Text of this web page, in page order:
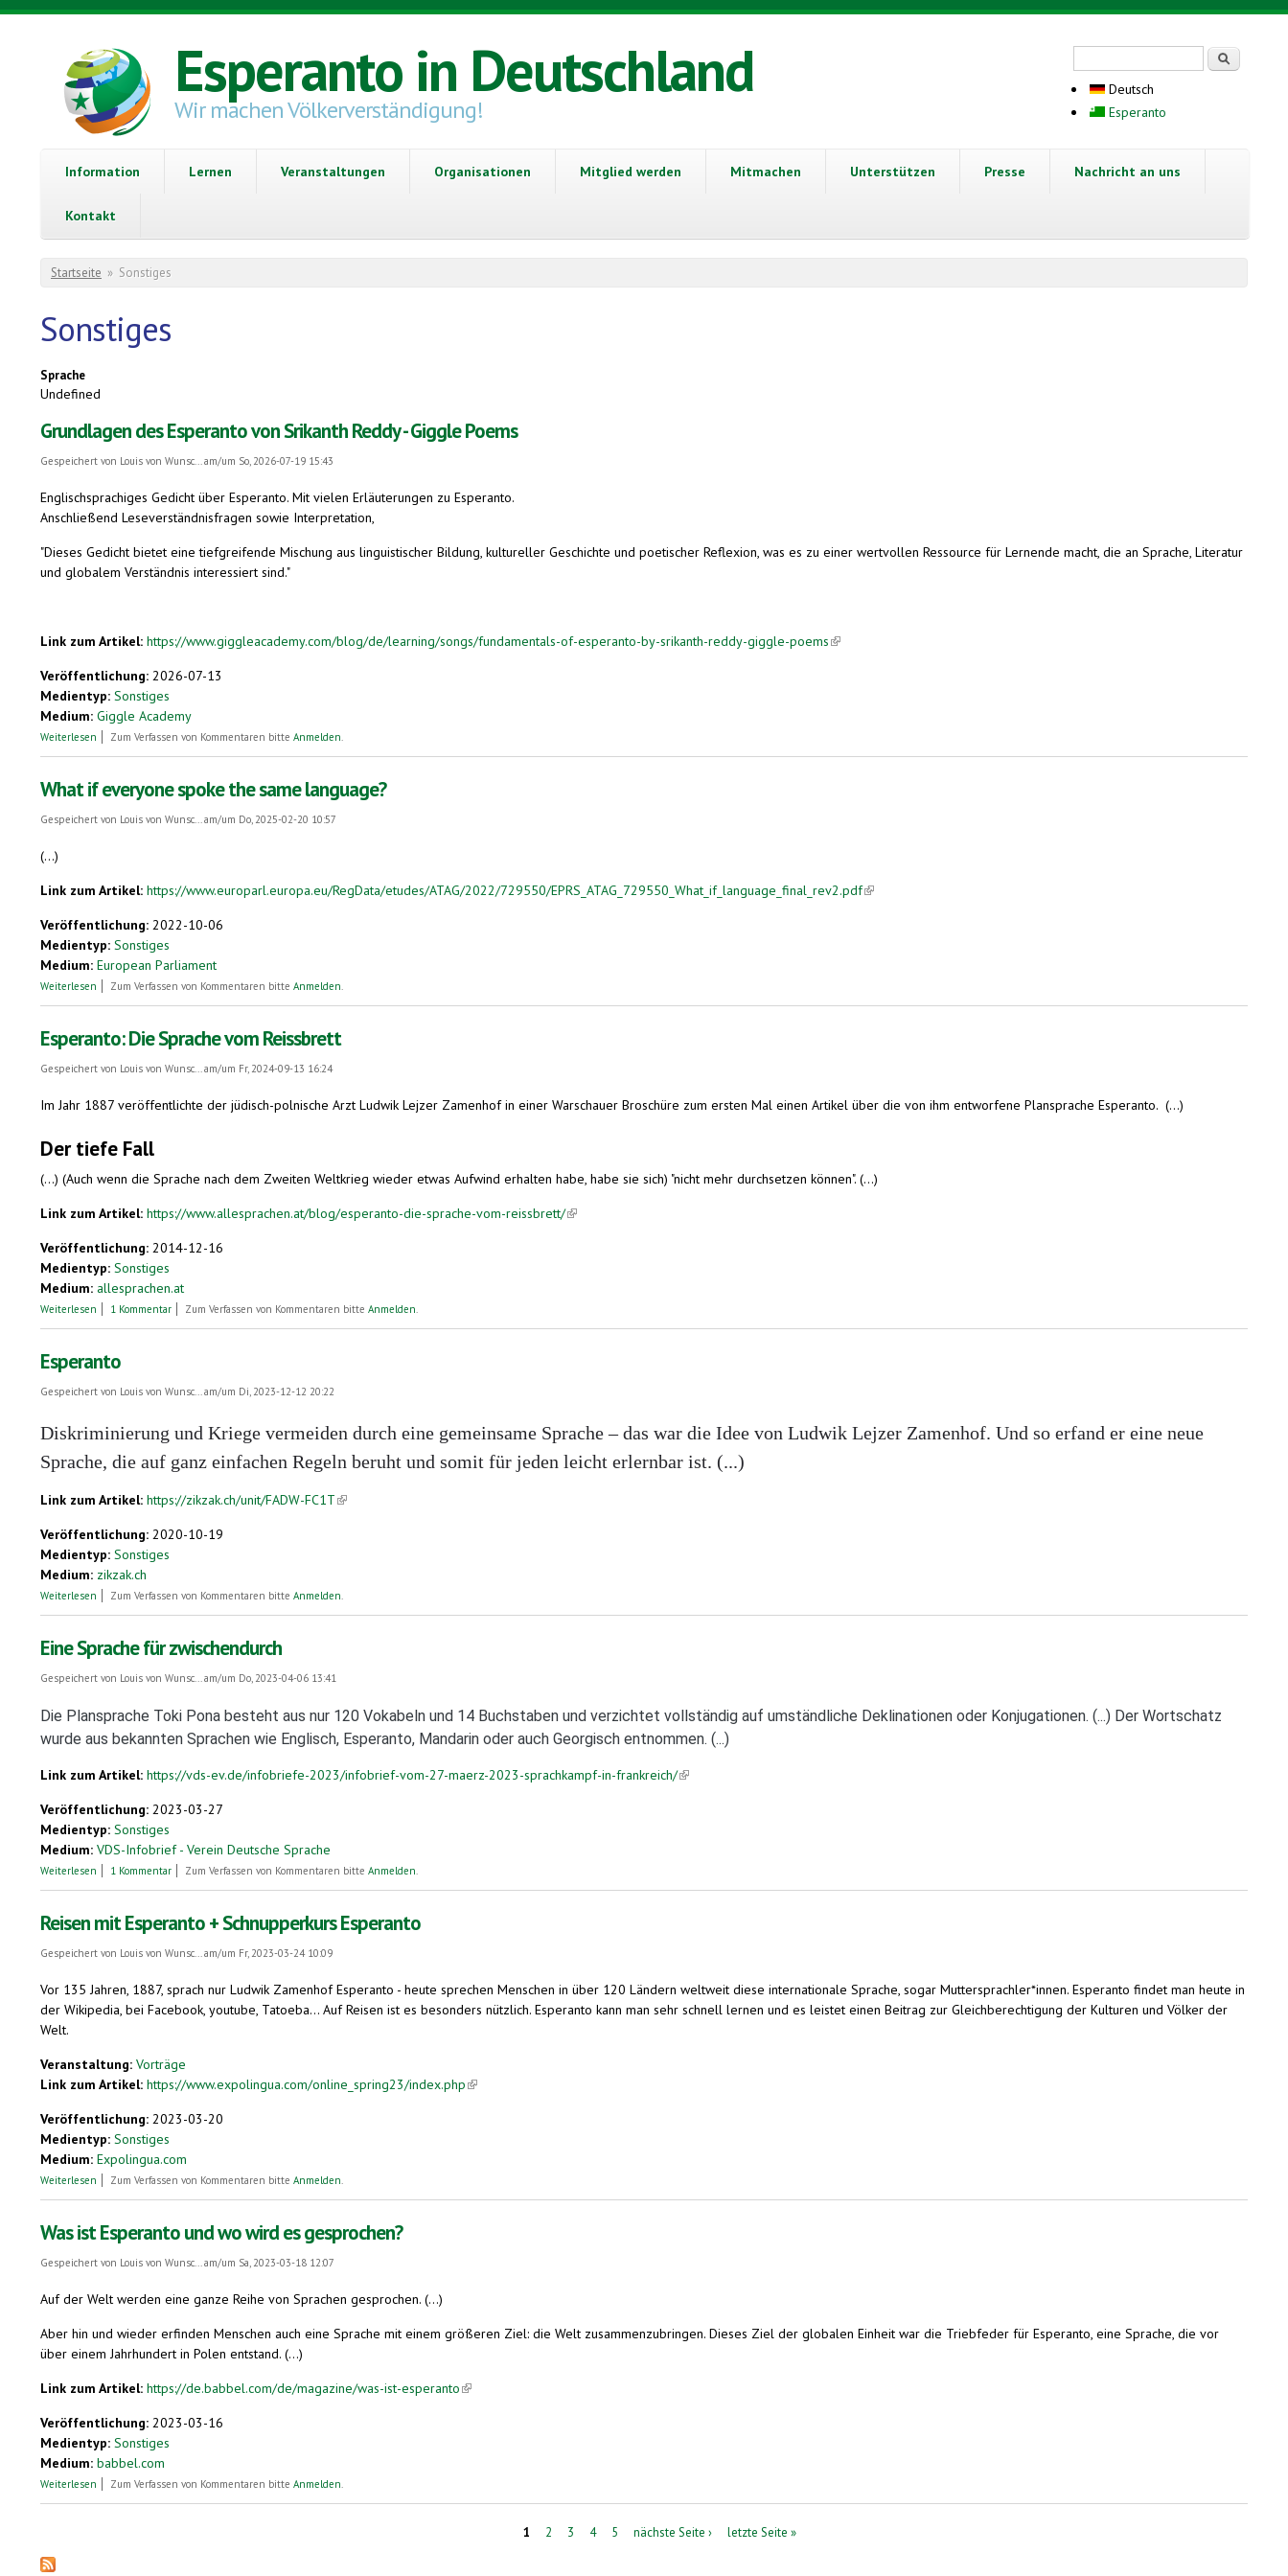
Direkt zum Inhalt
Esperanto in Deutschland
Wir machen Völkerverständigung!
Deutsch
Esperanto
Information Lernen Veranstaltungen Organisationen Mitglied werden Mitmachen Unterstützen Presse Nachricht an uns
Kontakt
Sie sind hier
Startseite » Sonstiges
Sonstiges
Sprache
Undefined
Grundlagen des Esperanto von Srikanth Reddy - Giggle Poems
Gespeichert von Louis von Wunsc...am/um So, 2026-07-19 15:43
Englischsprachiges Gedicht über Esperanto. Mit vielen Erläuterungen zu Esperanto.
Anschließend Leseverständnisfragen sowie Interpretation,
"Dieses Gedicht bietet eine tiefgreifende Mischung aus linguistischer Bildung, kultureller Geschichte und poetischer Reflexion, was es zu einer wertvollen Ressource für Lernende macht, die an Sprache, Literatur
und globalem Verständnis interessiert sind."
Link zum Artikel: https://www.giggleacademy.com/blog/de/learning/songs/fundamentals-of-esperanto-by-srikanth-reddy-giggle-poems(link is external)
Veröffentlichung: 2026-07-13
Medientyp: Sonstiges
Medium: Giggle Academy
Weiterlesen über Grundlagen des Esperanto von Srikanth Reddy - Giggle Poems
Zum Verfassen von Kommentaren bitte Anmelden.
What if everyone spoke the same language?
Gespeichert von Louis von Wunsc...am/um Do, 2025-02-20 10:57
(...)
Link zum Artikel: https://www.europarl.europa.eu/RegData/etudes/ATAG/2022/729550/EPRS_ATAG_729550_What_if_language_final_rev2.pdf(link is external)
Veröffentlichung: 2022-10-06
Medientyp: Sonstiges
Medium: European Parliament
Weiterlesen über What if everyone spoke the same language?
Zum Verfassen von Kommentaren bitte Anmelden.
Esperanto: Die Sprache vom Reissbrett
Gespeichert von Louis von Wunsc...am/um Fr, 2024-09-13 16:24
Im Jahr 1887 veröffentlichte der jüdisch-polnische Arzt Ludwik Lejzer Zamenhof in einer Warschauer Broschüre zum ersten Mal einen Artikel über die von ihm entworfene Plansprache Esperanto. (...)
Der tiefe Fall
(...) (Auch wenn die Sprache nach dem Zweiten Weltkrieg wieder etwas Aufwind erhalten habe, habe sie sich) "nicht mehr durchsetzen können". (...)
Link zum Artikel: https://www.allesprachen.at/blog/esperanto-die-sprache-vom-reissbrett/(link is external)
Veröffentlichung: 2014-12-16
Medientyp: Sonstiges
Medium: allesprachen.at
Weiterlesen über Esperanto: Die Sprache vom Reissbrett
1 Kommentar Zum Verfassen von Kommentaren bitte Anmelden.
Esperanto
Gespeichert von Louis von Wunsc...am/um Di, 2023-12-12 20:22
Diskriminierung und Kriege vermeiden durch eine gemeinsame Sprache – das war die Idee von Ludwik Lejzer Zamenhof. Und so erfand er eine neue
Sprache, die auf ganz einfachen Regeln beruht und somit für jeden leicht erlernbar ist. (...)
Link zum Artikel: https://zikzak.ch/unit/FADW-FC1T(link is external)
Veröffentlichung: 2020-10-19
Medientyp: Sonstiges
Medium: zikzak.ch
Weiterlesen über Esperanto
Zum Verfassen von Kommentaren bitte Anmelden.
Eine Sprache für zwischendurch
Gespeichert von Louis von Wunsc...am/um Do, 2023-04-06 13:41
Die Plansprache Toki Pona besteht aus nur 120 Vokabeln und 14 Buchstaben und verzichtet vollständig auf umständliche Deklinationen oder Konjugationen. (...) Der Wortschatz
wurde aus bekannten Sprachen wie Englisch, Esperanto, Mandarin oder auch Georgisch entnommen. (...)
Link zum Artikel: https://vds-ev.de/infobriefe-2023/infobrief-vom-27-maerz-2023-sprachkampf-in-frankreich/(link is external)
Veröffentlichung: 2023-03-27
Medientyp: Sonstiges
Medium: VDS-Infobrief - Verein Deutsche Sprache
Weiterlesen über Eine Sprache für zwischendurch
1 Kommentar Zum Verfassen von Kommentaren bitte Anmelden.
Reisen mit Esperanto + Schnupperkurs Esperanto
Gespeichert von Louis von Wunsc...am/um Fr, 2023-03-24 10:09
Vor 135 Jahren, 1887, sprach nur Ludwik Zamenhof Esperanto - heute sprechen Menschen in über 120 Ländern weltweit diese internationale Sprache, sogar Muttersprachler*innen. Esperanto findet man heute in
der Wikipedia, bei Facebook, youtube, Tatoeba... Auf Reisen ist es besonders nützlich. Esperanto kann man sehr schnell lernen und es leistet einen Beitrag zur Gleichberechtigung der Kulturen und Völker der
Welt.
Veranstaltung: Vorträge
Link zum Artikel: https://www.expolingua.com/online_spring23/index.php(link is external)
Veröffentlichung: 2023-03-20
Medientyp: Sonstiges
Medium: Expolingua.com
Weiterlesen über Reisen mit Esperanto + Schnupperkurs Esperanto
Zum Verfassen von Kommentaren bitte Anmelden.
Was ist Esperanto und wo wird es gesprochen?
Gespeichert von Louis von Wunsc...am/um Sa, 2023-03-18 12:07
Auf der Welt werden eine ganze Reihe von Sprachen gesprochen. (...)
Aber hin und wieder erfinden Menschen auch eine Sprache mit einem größeren Ziel: die Welt zusammenzubringen. Dieses Ziel der globalen Einheit war die Triebfeder für Esperanto, eine Sprache, die vor
über einem Jahrhundert in Polen entstand. (...)
Link zum Artikel: https://de.babbel.com/de/magazine/was-ist-esperanto(link is external)
Veröffentlichung: 2023-03-16
Medientyp: Sonstiges
Medium: babbel.com
Weiterlesen über Was ist Esperanto und wo wird es gesprochen?
Zum Verfassen von Kommentaren bitte Anmelden.
1 2 3 4 5 nächste Seite › letzte Seite »